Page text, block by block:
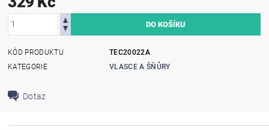
KÓD PRODUKTU
TEC20022A
KATEGORIE
VLASCE A ŠŇŮRY
Dotaz